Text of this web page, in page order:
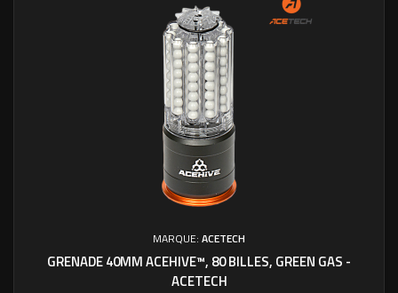
MARQUE: ACETECH
GRENADE 40MM ACEHIVE™, 80 BILLES, GREEN GAS -
ACETECH